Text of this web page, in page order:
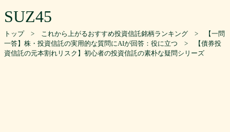
SUZ45
トップ> これから上がるおすすめ投資信託銘柄ランキング >
【一問
一答】株・投資信託の実用的な質問にAIが回答：役に立つ > 【債券投
資信託の元本割れリスク】初心者の投資信託の素朴な疑問シリーズ